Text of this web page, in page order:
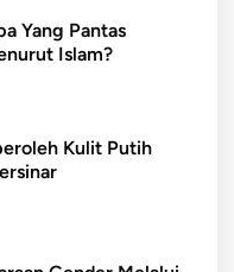
Yang Pantas
Islam?
Kulit Putih